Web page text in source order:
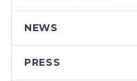
NEWS
PRESS